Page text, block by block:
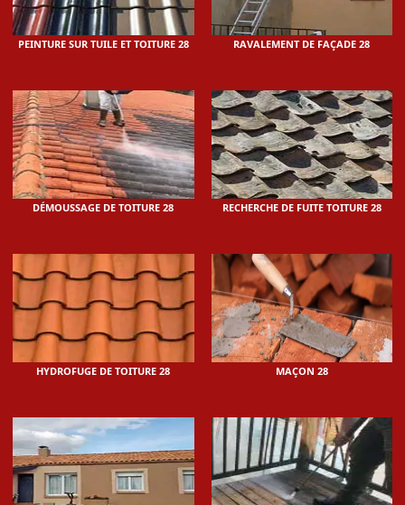
PEINTURE SUR TUILE ET TOITURE 28 RAVALEMENT DE FAÇADE 28
DÉMOUSSAGE DE TOITURE 28 RECHERCHE DE FUITE TOITURE 28
HYDROFUGE DE TOITURE 28 MAÇON 28